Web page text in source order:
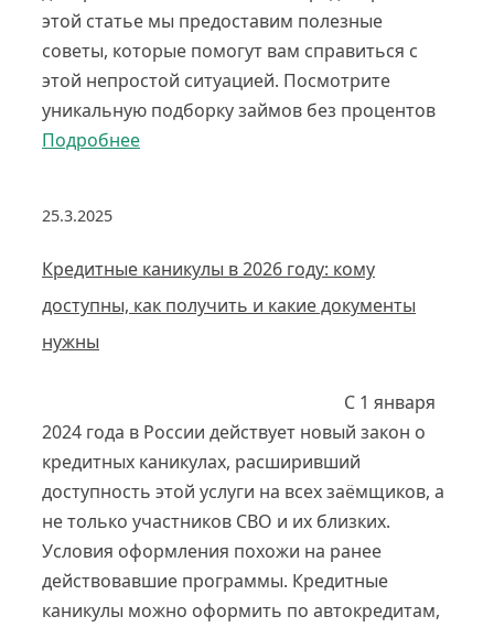
этой статье мы предоставим полезные
советы, которые помогут вам справиться с
этой непростой ситуацией. Посмотрите
уникальную подборку займов без процентов
Подробнее
25.3.2025
Кредитные каникулы в 2026 году: кому
доступны, как получить и какие документы
нужны
С 1 января
2024 года в России действует новый закон о
кредитных каникулах, расширивший
доступность этой услуги на всех заёмщиков, а
не только участников СВО и их близких.
Условия оформления похожи на ранее
действовавшие программы. Кредитные
каникулы можно оформить по автокредитам,